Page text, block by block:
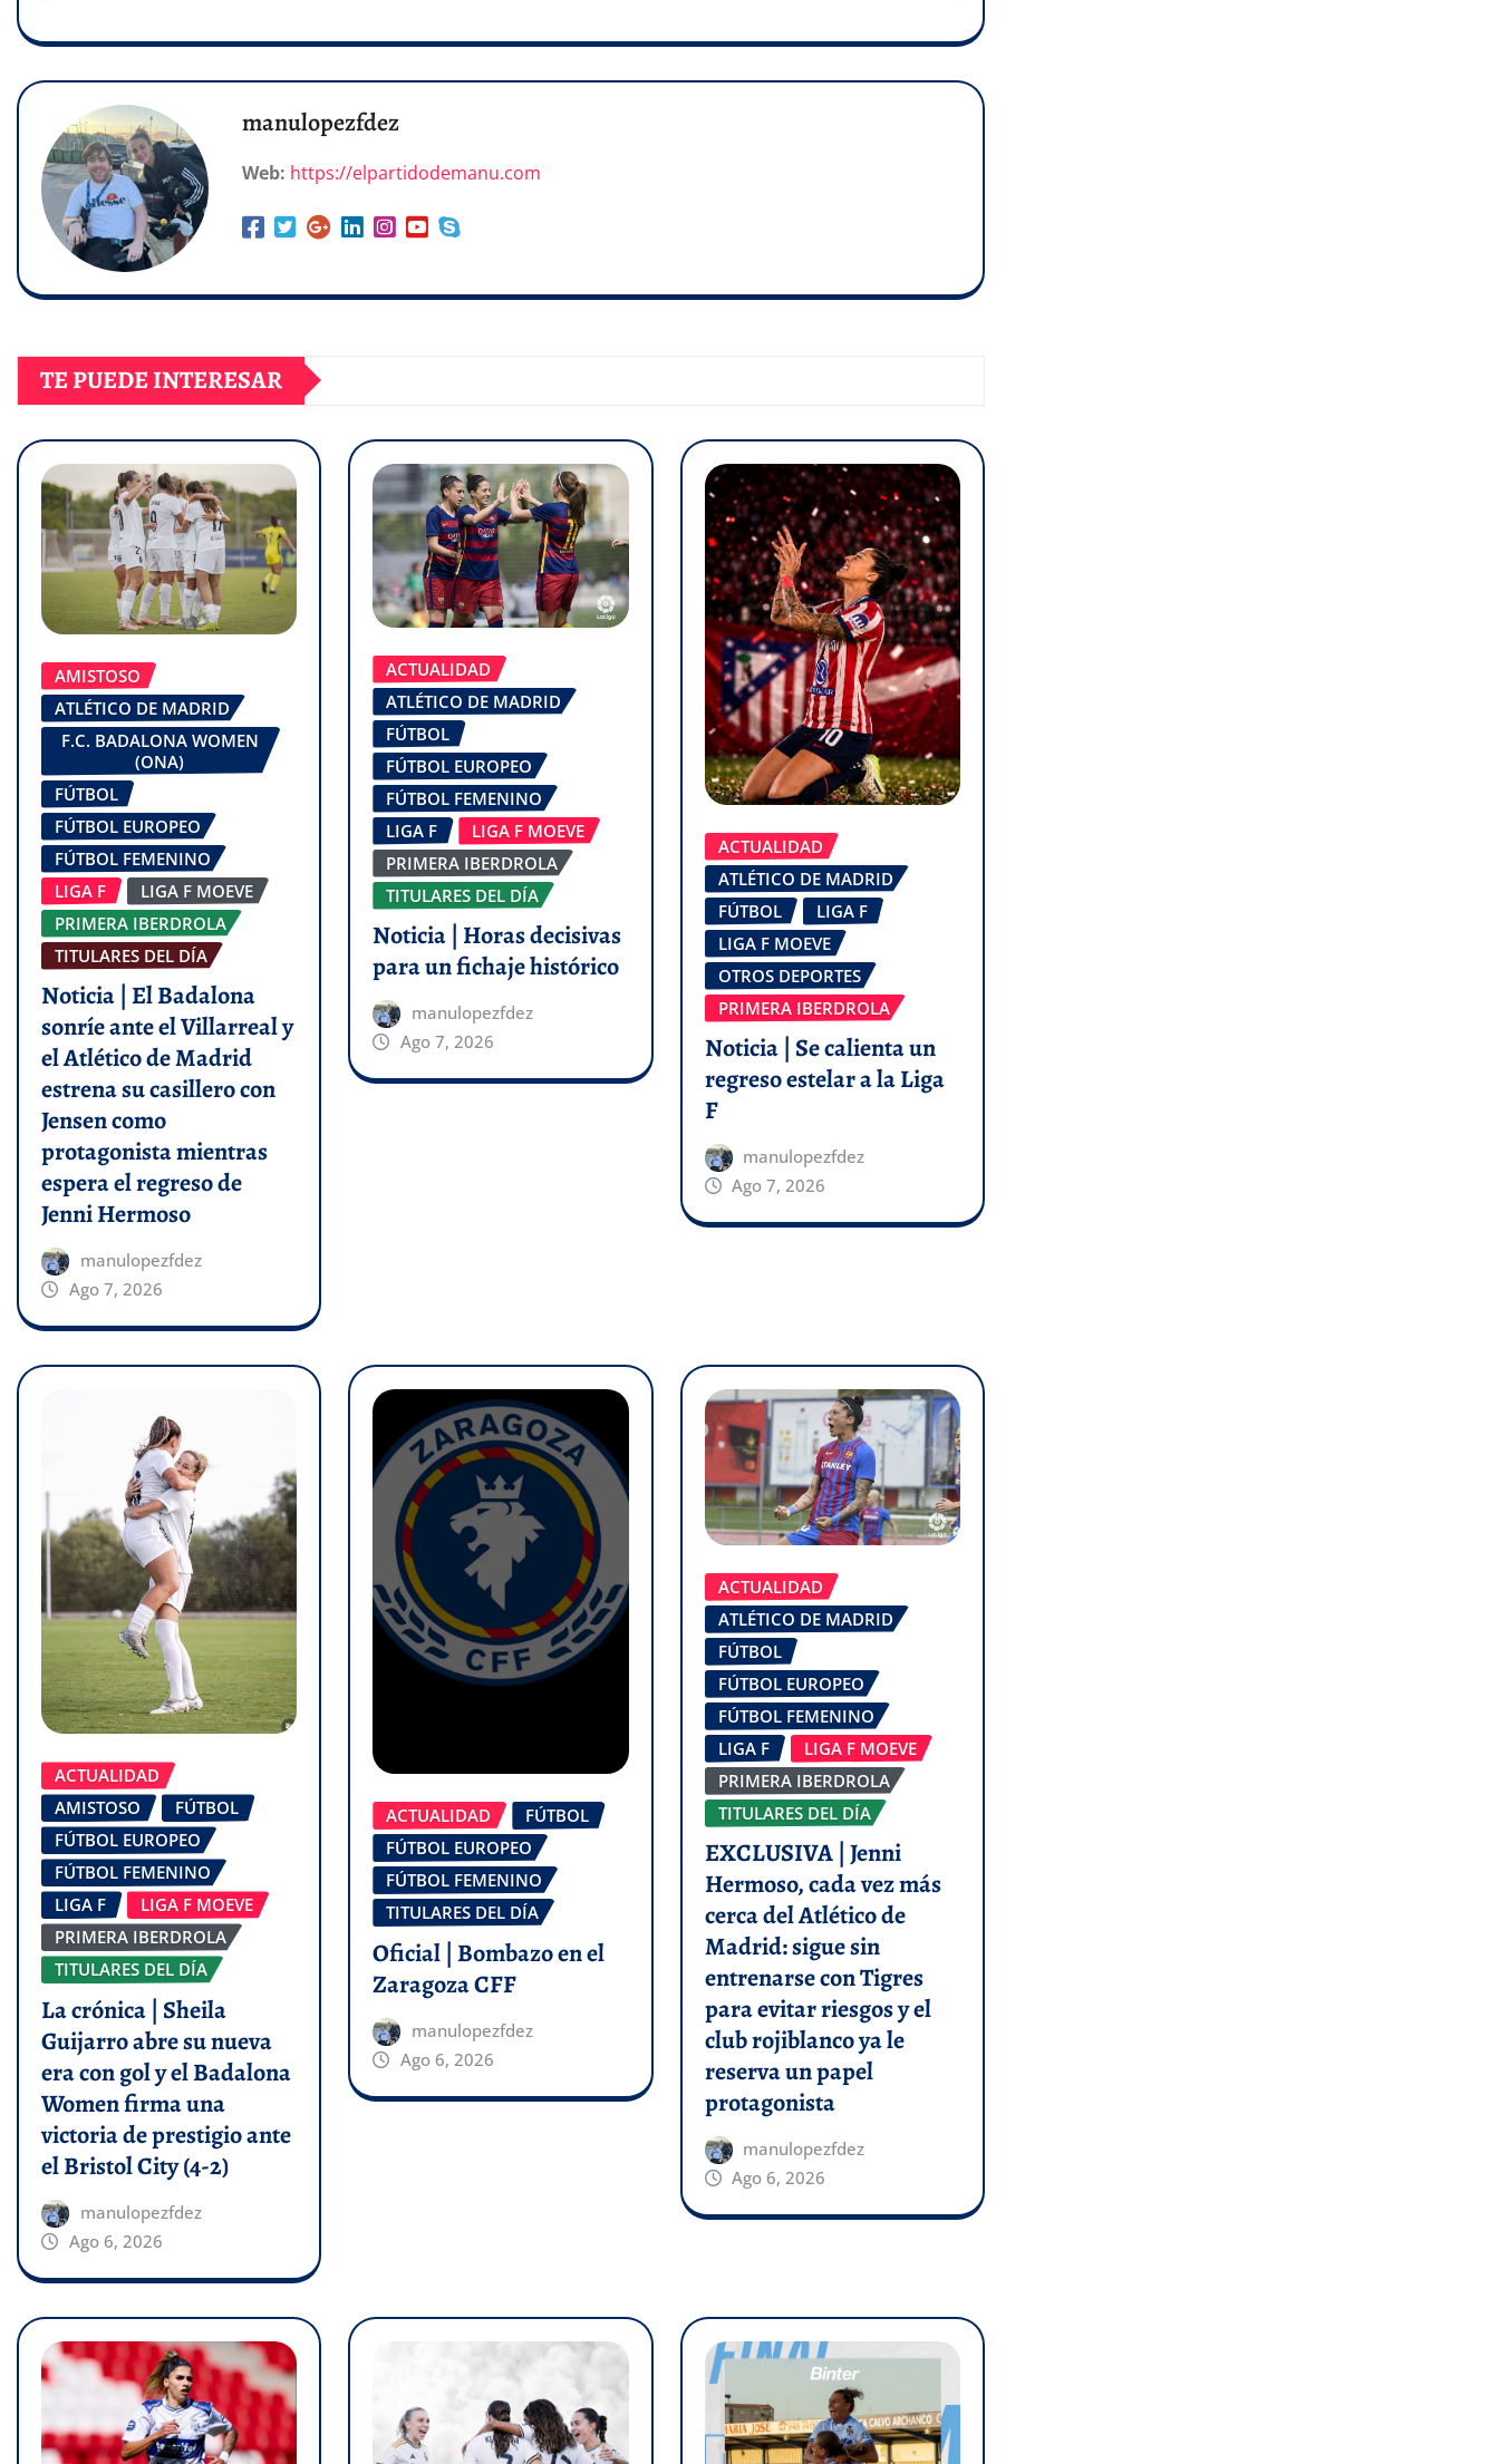
manulopezfdez
Web: https://elpartidodemanu.com
TE PUEDE INTERESAR
AMISTOSO
ATLÉTICO DE MADRID
F.C. BADALONA WOMEN
(ONA)
FÚTBOL
FÚTBOL EUROPEO
FÚTBOL FEMENINO
LIGA F
LIGA F MOEVE
PRIMERA IBERDROLA
TITULARES DEL DÍA
Noticia | El Badalona
sonríe ante el Villarreal y
el Atlético de Madrid
estrena su casillero con
Jensen como
protagonista mientras
espera el regreso de
Jenni Hermoso
manulopezfdez
Ago 7, 2026
ACTUALIDAD
ATLÉTICO DE MADRID
FÚTBOL
FÚTBOL EUROPEO
FÚTBOL FEMENINO
LIGA F
LIGA F MOEVE
PRIMERA IBERDROLA
TITULARES DEL DÍA
Noticia | Horas decisivas
para un fichaje histórico
manulopezfdez
Ago 7, 2026
ACTUALIDAD
ATLÉTICO DE MADRID
FÚTBOL
LIGA F
LIGA F MOEVE
OTROS DEPORTES
PRIMERA IBERDROLA
Noticia | Se calienta un
regreso estelar a la Liga
F
manulopezfdez
Ago 7, 2026
ACTUALIDAD
AMISTOSO
FÚTBOL
FÚTBOL EUROPEO
FÚTBOL FEMENINO
LIGA F
LIGA F MOEVE
PRIMERA IBERDROLA
TITULARES DEL DÍA
La crónica | Sheila
Guijarro abre su nueva
era con gol y el Badalona
Women firma una
victoria de prestigio ante
el Bristol City (4-2)
manulopezfdez
Ago 6, 2026
ACTUALIDAD
FÚTBOL
FÚTBOL EUROPEO
FÚTBOL FEMENINO
TITULARES DEL DÍA
Oficial | Bombazo en el
Zaragoza CFF
manulopezfdez
Ago 6, 2026
ACTUALIDAD
ATLÉTICO DE MADRID
FÚTBOL
FÚTBOL EUROPEO
FÚTBOL FEMENINO
LIGA F
LIGA F MOEVE
PRIMERA IBERDROLA
TITULARES DEL DÍA
EXCLUSIVA | Jenni
Hermoso, cada vez más
cerca del Atlético de
Madrid: sigue sin
entrenarse con Tigres
para evitar riesgos y el
club rojiblanco ya le
reserva un papel
protagonista
manulopezfdez
Ago 6, 2026